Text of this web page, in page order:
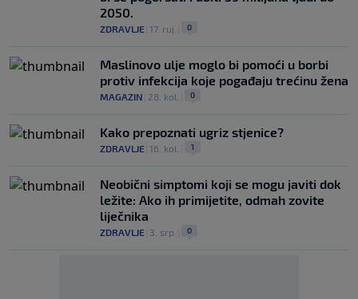
2050.
ZDRAVLJE 17. ruj. 0
Maslinovo ulje moglo bi pomoći u borbi
protiv infekcija koje pogađaju trećinu žena
MAGAZIN 28. kol. 0
Kako prepoznati ugriz stjenice?
ZDRAVLJE 16. kol. 1
Neobični simptomi koji se mogu javiti dok
ležite: Ako ih primijetite, odmah zovite
liječnika
ZDRAVLJE 3. srp. 0